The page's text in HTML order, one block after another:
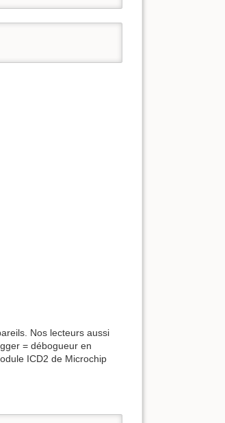
Nos lecteurs aussi
= débogueur en
ICD2 de Microchip